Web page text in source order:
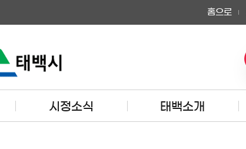
홈으로
시정소식 태백소개